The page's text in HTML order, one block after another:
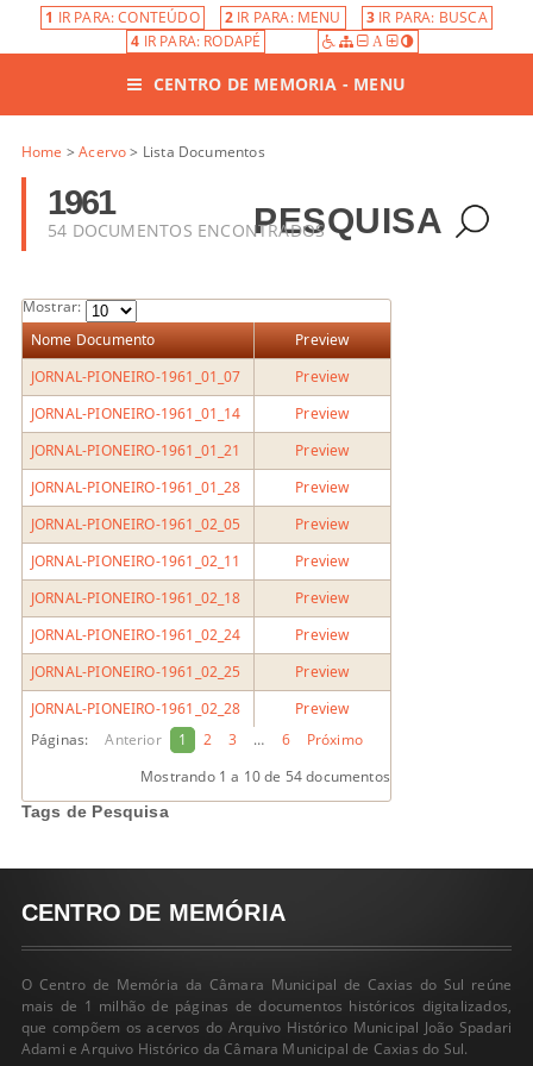
1 IR PARA: CONTEÚDO 2 IR PARA: MENU 3 IR PARA: BUSCA
4 IR PARA: RODAPÉ A
CENTRO DE MEMORIA - MENU
Home >Acervo> Lista Documentos
1961
54 DOCUMENTOS ENCONTRADOSPESQUISA
Mostrar:
Nome Documento
Preview
JORNAL-PIONEIRO-1961_01_07
Preview
JORNAL-PIONEIRO-1961_01_14
Preview
JORNAL-PIONEIRO-1961_01_21
Preview
JORNAL-PIONEIRO-1961_01_28
Preview
JORNAL-PIONEIRO-1961_02_05
Preview
JORNAL-PIONEIRO-1961_02_11
Preview
JORNAL-PIONEIRO-1961_02_18
Preview
JORNAL-PIONEIRO-1961_02_24
Preview
JORNAL-PIONEIRO-1961_02_25
Preview
JORNAL-PIONEIRO-1961_02_28
Preview
Páginas:
Anterior 1 2 3 … 6
Próximo
Mostrando 1 a 10de 54 documentos
Tags de Pesquisa
CENTRO DE MEMÓRIA
O Centro de Memória da Câmara Municipal de Caxias do Sul reúne
mais de 1 milhão de páginas de documentos históricos digitalizados,
que compõem os acervos do Arquivo Histórico Municipal João Spadari
Adami e Arquivo Histórico da Câmara Municipal de Caxias do Sul.